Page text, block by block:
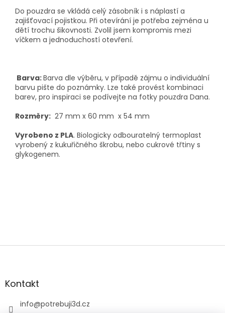
Do pouzdra se vkládá celý zásobník i s náplastí a
zajišťovací pojistkou. Při otevírání je potřeba zejména u
dětí trochu šikovnosti. Zvolil jsem kompromis mezi
víčkem a jednoduchostí otevření.
Barva:Barva dle výběru, v případě zájmu o individuální
barvu pište do poznámky. Lze také provést kombinaci
barev, pro inspiraci se podívejte na fotky pouzdra Dana.
Rozměry: 27 mm x 60 mm x 54 mm
Vyrobeno z PLA. Biologicky odbouratelný termoplast
vyrobený z kukuřičného škrobu, nebo cukrové třtiny s
glykogenem.
Z
aKontakt
info@potrebuji3d.cz